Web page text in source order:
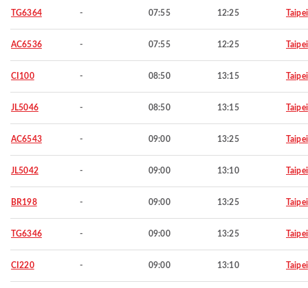
TG6364 - 07:55 12:25 Taipei
AC6536 - 07:55 12:25 Taipei
CI100 - 08:50 13:15 Taipei
JL5046 - 08:50 13:15 Taipei
AC6543 - 09:00 13:25 Taipei
JL5042 - 09:00 13:10 Taipei
BR198 - 09:00 13:25 Taipei
TG6346 - 09:00 13:25 Taipei
CI220 - 09:00 13:10 Taipei